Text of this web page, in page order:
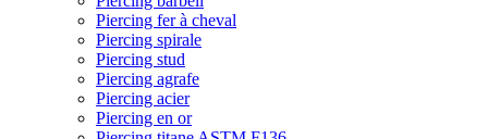
Piercing fer à cheval
Piercing spirale
Piercing stud
Piercing agrafe
Piercing acier
Piercing en or